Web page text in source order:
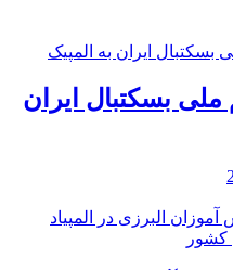
ملی بسکتبال ایران